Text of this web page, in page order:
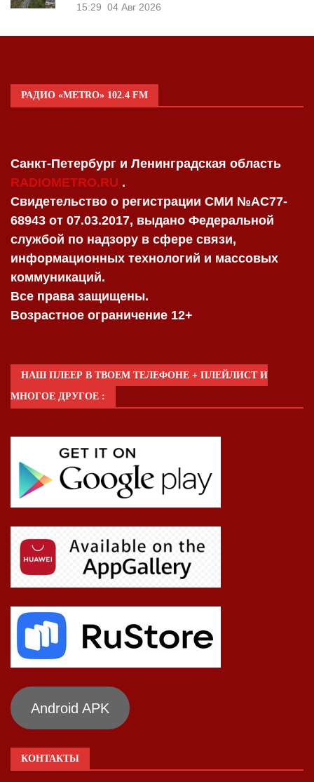
15:29 04 Авг 2026
РАДИО «METRO» 102.4 FM
Санкт-Петербург и Ленинградская область
RADIOMETRO.RU .
Свидетельство о регистрации СМИ №AC77-
68943 от 07.03.2017, выдано Федеральной
службой по надзору в сфере связи,
информационных технологий и массовых
коммуникаций.
Все права защищены.
Возрастное ограничение 12+
НАШ ПЛЕЕР В ТВОЕМ ТЕЛЕФОНЕ + ПЛЕЙЛИСТ И
МНОГОЕ ДРУГОЕ :
Android APK
КОНТАКТЫ